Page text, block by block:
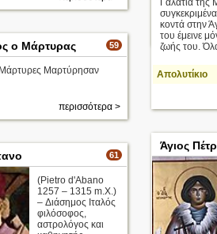
Γαλατία της
κοντά στην
του έμεινε
ζωής του.
Απολυτίκιο
59
ο Μάρτυρας
Μάρτυρες Μαρτύρησαν
περισσότερα >
Άγιος
61
(Pietro d'Abano
1257 – 1315 m.X.)
– Διάσημος Ιταλός
φιλόσοφος,
αστρολόγος και